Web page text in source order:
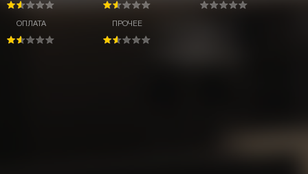
ОПЛАТА ПРОЧЕЕ